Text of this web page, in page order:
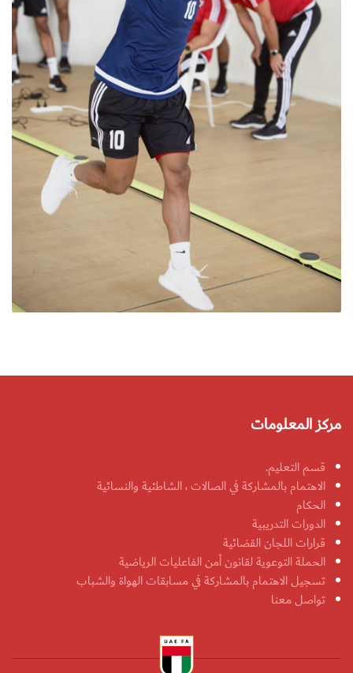
مركز المعلومات
قسم التعليم.
الاهتمام بالمشاركة في الصالات ، الشاطئية والنسائية
الحكام
الدورات التدريبية
قرارات اللجان القضائية
الحملة التوعوية لقانون أمن الفاعليات الرياضية
تسجيل الاهتمام بالمشاركة في مسابقات الهواة والشباب
تواصل معنا